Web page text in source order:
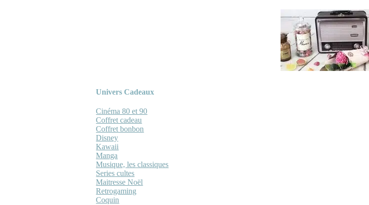
Univers Cadeaux
Cinéma 80 et 90
Coffret cadeau
Coffret bonbon
Disney
Kawaii
Manga
Musique, les classiques
Series cultes
Maitresse Noël
Retrogaming
Coquin